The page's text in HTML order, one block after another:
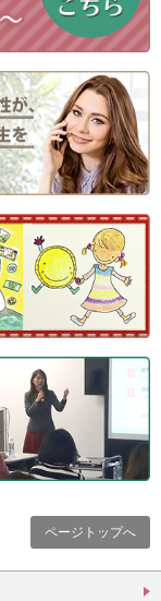
ページトップへ